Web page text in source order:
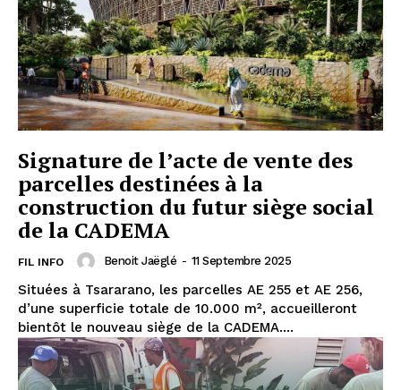
Signature de l’acte de vente des
parcelles destinées à la
construction du futur siège social
de la CADEMA
FIL INFO Benoit Jaëglé - 11 Septembre 2025
Situées à Tsararano, les parcelles AE 255 et AE 256,
d’une superficie totale de 10.000 m², accueilleront
bientôt le nouveau siège de la CADEMA....